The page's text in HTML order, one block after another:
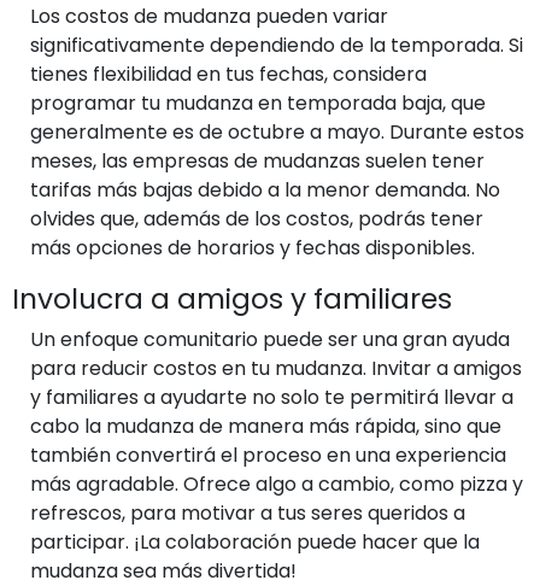
Los costos de mudanza pueden variar
significativamente dependiendo de la temporada. Si
tienes flexibilidad en tus fechas, considera
programar tu mudanza en temporada baja, que
generalmente es de octubre a mayo. Durante estos
meses, las empresas de mudanzas suelen tener
tarifas más bajas debido a la menor demanda. No
olvides que, además de los costos, podrás tener
más opciones de horarios y fechas disponibles.
Involucra a amigos y familiares
Un enfoque comunitario puede ser una gran ayuda
para reducir costos en tu mudanza. Invitar a amigos
y familiares a ayudarte no solo te permitirá llevar a
cabo la mudanza de manera más rápida, sino que
también convertirá el proceso en una experiencia
más agradable. Ofrece algo a cambio, como pizza y
refrescos, para motivar a tus seres queridos a
participar. ¡La colaboración puede hacer que la
mudanza sea más divertida!